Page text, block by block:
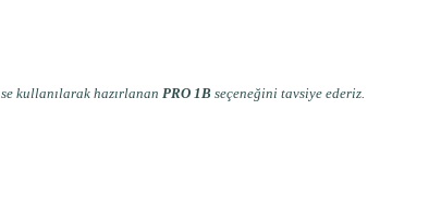
kullanılarak hazırlanan PRO 1B seçeneğini tavsiye ederiz.